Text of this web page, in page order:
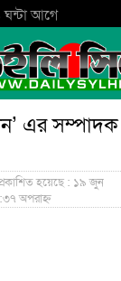
আগে
এর
হয়েছে : ১৯ জুন
অপরাহ্ন